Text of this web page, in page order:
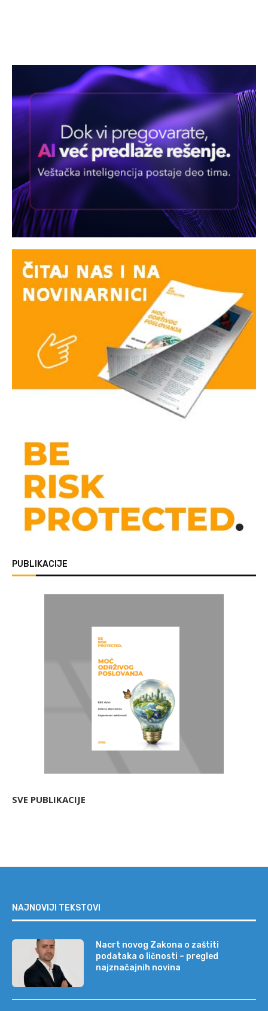
PUBLIKACIJE
SVE PUBLIKACIJE
NAJNOVIJI TEKSTOVI
Nacrt novog Zakona o zaštiti
podataka o ličnosti – pregled
najznačajnih novina